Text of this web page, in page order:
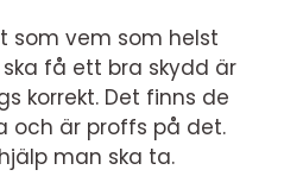
som vem som helst
få ett bra skydd är
korrekt. Det finns de
och är proffs på det.
man ska ta.